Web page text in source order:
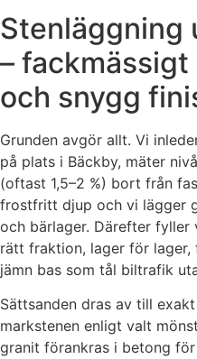
Stenläggning
–
och snygg
Grunden avgör allt. Vi
på plats i Bäckby, mäter
(oftast 1,5–2 %) bort från
frostfritt djup och vi lägger
och bärlager. Därefter
rätt fraktion, lager för
jämn bas som tål biltrafik
Sättsanden dras av till
markstenen enligt valt
granit förankras i betong